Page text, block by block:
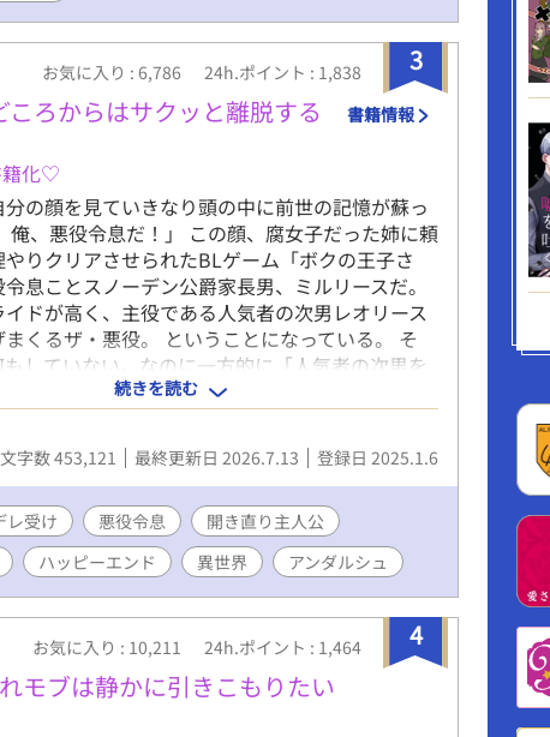
3
お気に入り : 6,786 24h.ポイント : 1,838
ころからはサクッと離脱する
化♡
書籍情報
の顔を見ていきなり頭の中に前世の記憶が蘇っ
俺、悪役令息だ！」 この顔、腐女子だった姉に頼
やりクリアさせられたBLゲーム「ボクの王子さ
息ことスノーデン公爵家長男、ミルリースだ。
ドが高く、主役である人気者の次男レオリース
くるザ・悪役。 ということになっている。 そ
もしていない。なのに一方的に「人気者の次男を
る性格の悪い長男」という役所にされてきたの
せん俺はクールな美少年すぎた。 伶俐な美貌と目
のせいで、黙っているだけで近寄りがたく見えて
れてため息を吐けば「気だるい怠惰な空気を滲ま
」となるわけだ。 何をしても妬まれる。 成績が
「お前も頑張ったな」と微笑みかけただけで
と弟を見下し、蔑むような笑みを口元に浮かべ
た。さすがにその日は夜ベッドでこっそり泣い
って学年トップを維持してる。なのに「公爵家の
して裏から手を回し成績を操作している」と思わ
なんでなんだ！なんなら寝る間も惜しんで頑張っ
！ こんな感じで全てが「悪役ムーブ」に変換され
続きを読む
文字数 453,121 最終更新日 2026.7.13 登録日 2025.1.6
レ受け 悪役令息
開き直り主人公
ハッピーエンド 異世界 アンダルシュ
4
お気に入り : 10,211 24h.ポイント : 1,464
モブは静かに引きこもりたい